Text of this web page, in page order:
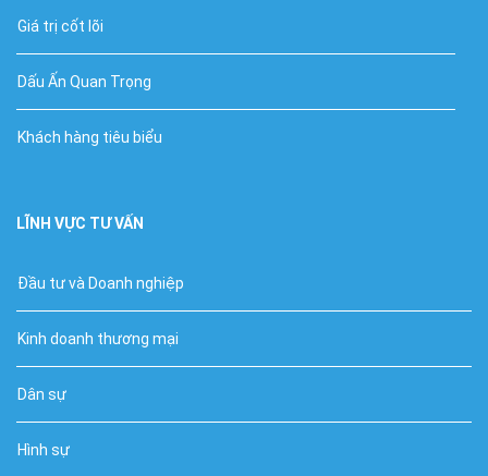
Giá trị cốt lõi
Dấu Ấn Quan Trọng
Khách hàng tiêu biểu
LĨNH VỰC TƯ VẤN
Đầu tư và Doanh nghiệp
Kinh doanh thương mại
Dân sự
Hình sự